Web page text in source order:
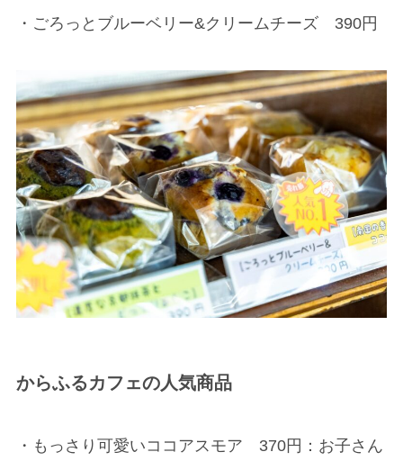
・ごろっとブルーベリー&クリームチーズ 390円
からふるカフェの人気商品
・もっさり可愛いココアスモア 370円：お子さん